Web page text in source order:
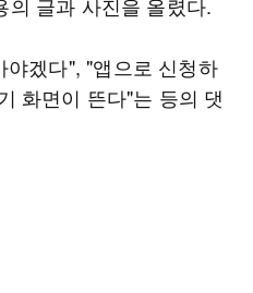
겠다", "앱으로 신청하
화면이 뜬다"는 등의 댓